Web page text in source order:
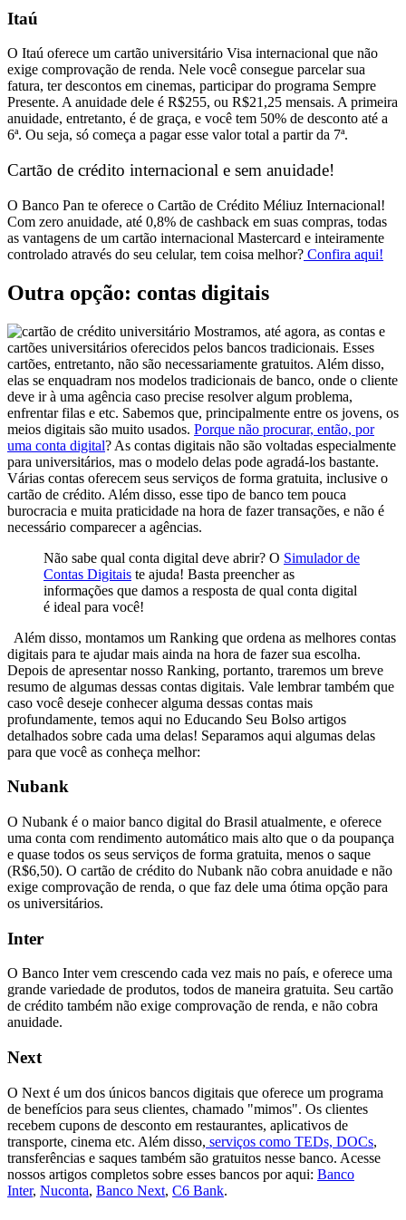
Itaú
O Itaú oferece um cartão universitário Visa internacional que não
exige comprovação de renda. Nele você consegue parcelar sua
fatura, ter descontos em cinemas, participar do programa Sempre
Presente. A anuidade dele é R$255, ou R$21,25 mensais. A primeira
anuidade, entretanto, é de graça, e você tem 50% de desconto até a
6ª. Ou seja, só começa a pagar esse valor total a partir da 7ª.
Cartão de crédito internacional e sem anuidade!
O Banco Pan te oferece o Cartão de Crédito Méliuz Internacional!
Com zero anuidade, até 0,8% de cashback em suas compras, todas
as vantagens de um cartão internacional Mastercard e inteiramente
controlado através do seu celular, tem coisa melhor? Confira aqui!
Outra opção: contas digitais
Mostramos, até agora, as contas e
cartões universitários oferecidos pelos bancos tradicionais. Esses
cartões, entretanto, não são necessariamente gratuitos. Além disso,
elas se enquadram nos modelos tradicionais de banco, onde o cliente
deve ir à uma agência caso precise resolver algum problema,
enfrentar filas e etc. Sabemos que, principalmente entre os jovens, os
meios digitais são muito usados. Porque não procurar, então, por
uma conta digital? As contas digitais não são voltadas especialmente
para universitários, mas o modelo delas pode agradá-los bastante.
Várias contas oferecem seus serviços de forma gratuita, inclusive o
cartão de crédito. Além disso, esse tipo de banco tem pouca
burocracia e muita praticidade na hora de fazer transações, e não é
necessário comparecer a agências.
Não sabe qual conta digital deve abrir? O Simulador de
Contas Digitais te ajuda! Basta preencher as
informações que damos a resposta de qual conta digital
é ideal para você!
Além disso, montamos um Ranking que ordena as melhores contas
digitais para te ajudar mais ainda na hora de fazer sua escolha.
Depois de apresentar nosso Ranking, portanto, traremos um breve
resumo de algumas dessas contas digitais. Vale lembrar também que
caso você deseje conhecer alguma dessas contas mais
profundamente, temos aqui no Educando Seu Bolso artigos
detalhados sobre cada uma delas! Separamos aqui algumas delas
para que você as conheça melhor:
Nubank
O Nubank é o maior banco digital do Brasil atualmente, e oferece
uma conta com rendimento automático mais alto que o da poupança
e quase todos os seus serviços de forma gratuita, menos o saque
(R$6,50). O cartão de crédito do Nubank não cobra anuidade e não
exige comprovação de renda, o que faz dele uma ótima opção para
os universitários.
Inter
O Banco Inter vem crescendo cada vez mais no país, e oferece uma
grande variedade de produtos, todos de maneira gratuita. Seu cartão
de crédito também não exige comprovação de renda, e não cobra
anuidade.
Next
O Next é um dos únicos bancos digitais que oferece um programa
de benefícios para seus clientes, chamado "mimos". Os clientes
recebem cupons de desconto em restaurantes, aplicativos de
transporte, cinema etc. Além disso, serviços como TEDs, DOCs,
transferências e saques também são gratuitos nesse banco. Acesse
nossos artigos completos sobre esses bancos por aqui: Banco
Inter, Nuconta, Banco Next, C6 Bank.